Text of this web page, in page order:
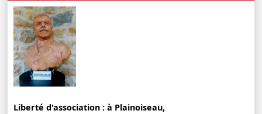
Liberté d'association : à Plainoiseau,